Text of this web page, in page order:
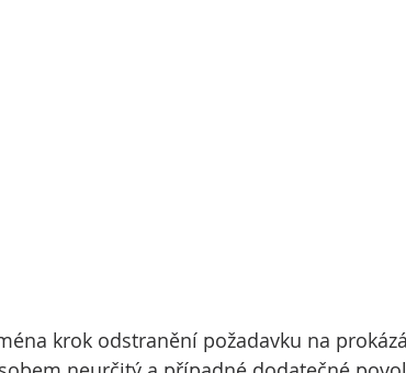
krok odstranění požadavku na